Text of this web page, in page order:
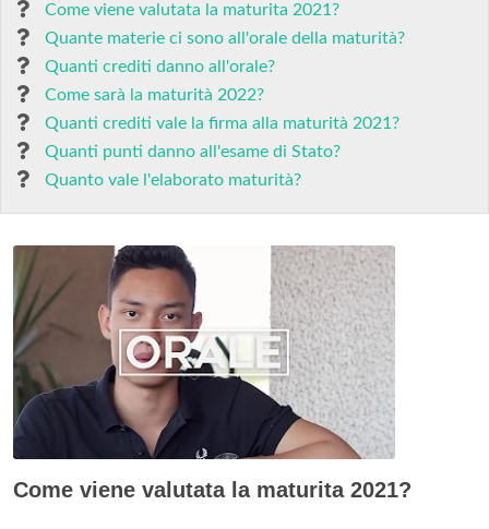
Come viene valutata la maturita 2021?
Quante materie ci sono all'orale della maturità?
Quanti crediti danno all'orale?
Come sarà la maturità 2022?
Quanti crediti vale la firma alla maturità 2021?
Quanti punti danno all'esame di Stato?
Quanto vale l'elaborato maturità?
Come viene valutata la maturita 2021?